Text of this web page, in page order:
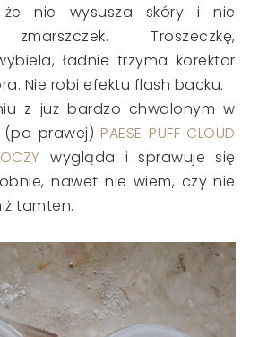
nie wysusza skóry i nie
Troszeczkę,
ładnie trzyma korektor
Nie robi efektu flash backu.
z już bardzo chwalonym w
prawej) PAESE PUFF CLOUD
wygląda i sprawuje się
nawet nie wiem, czy nie
tamten.